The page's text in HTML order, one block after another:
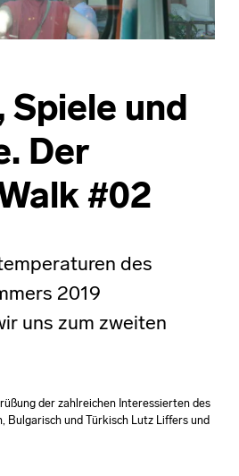
Spiele und
Der
#02
des
2019
uns zum zweiten
der zahlreichen Interessierten des
Bulgarisch und Türkisch Lutz Liffers und